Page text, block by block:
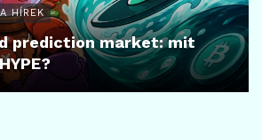
HÍREK
prediction market: mit